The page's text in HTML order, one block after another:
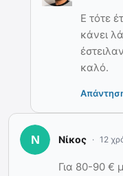
Ε τότε
κάνει
καλό.
Νίκος 12
Για 80-90 €